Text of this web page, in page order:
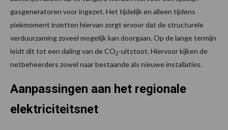
gasgeneratoren voor ingezet. Het tijdelijk en alleen tijdens
piekmoment inzetten hiervan zorgt ervoor dat de structurele
verduurzaming zoveel mogelijk kan doorgaan. Op de lange termijn
leidt dit tot een daling van de CO2-uitstoot. Hiervoor kijken de
netbeheerders zowel naar bestaande als nieuwe installaties.
Aanpassingen aan het regionale
elektriciteitsnet